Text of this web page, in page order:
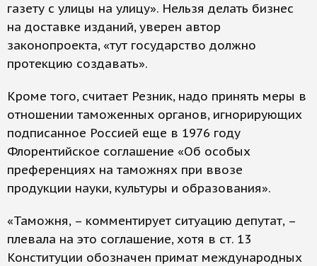
газету с улицы на улицу». Нельзя делать бизнес
на доставке изданий, уверен автор
законопроекта, «тут государство должно
протекцию создавать».
Кроме того, считает Резник, надо принять меры в
отношении таможенных органов, игнорирующих
подписанное Россией еще в 1976 году
Флорентийское соглашение «Об особых
преференциях на таможнях при ввозе
продукции науки, культуры и образования».
«Таможня, – комментирует ситуацию депутат, –
плевала на это соглашение, хотя в ст. 13
Конституции обозначен примат международных